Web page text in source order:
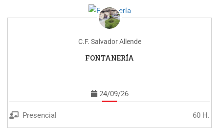
C.F. Salvador Allende
FONTANERÍA
24/09/26
Presencial 60 H.